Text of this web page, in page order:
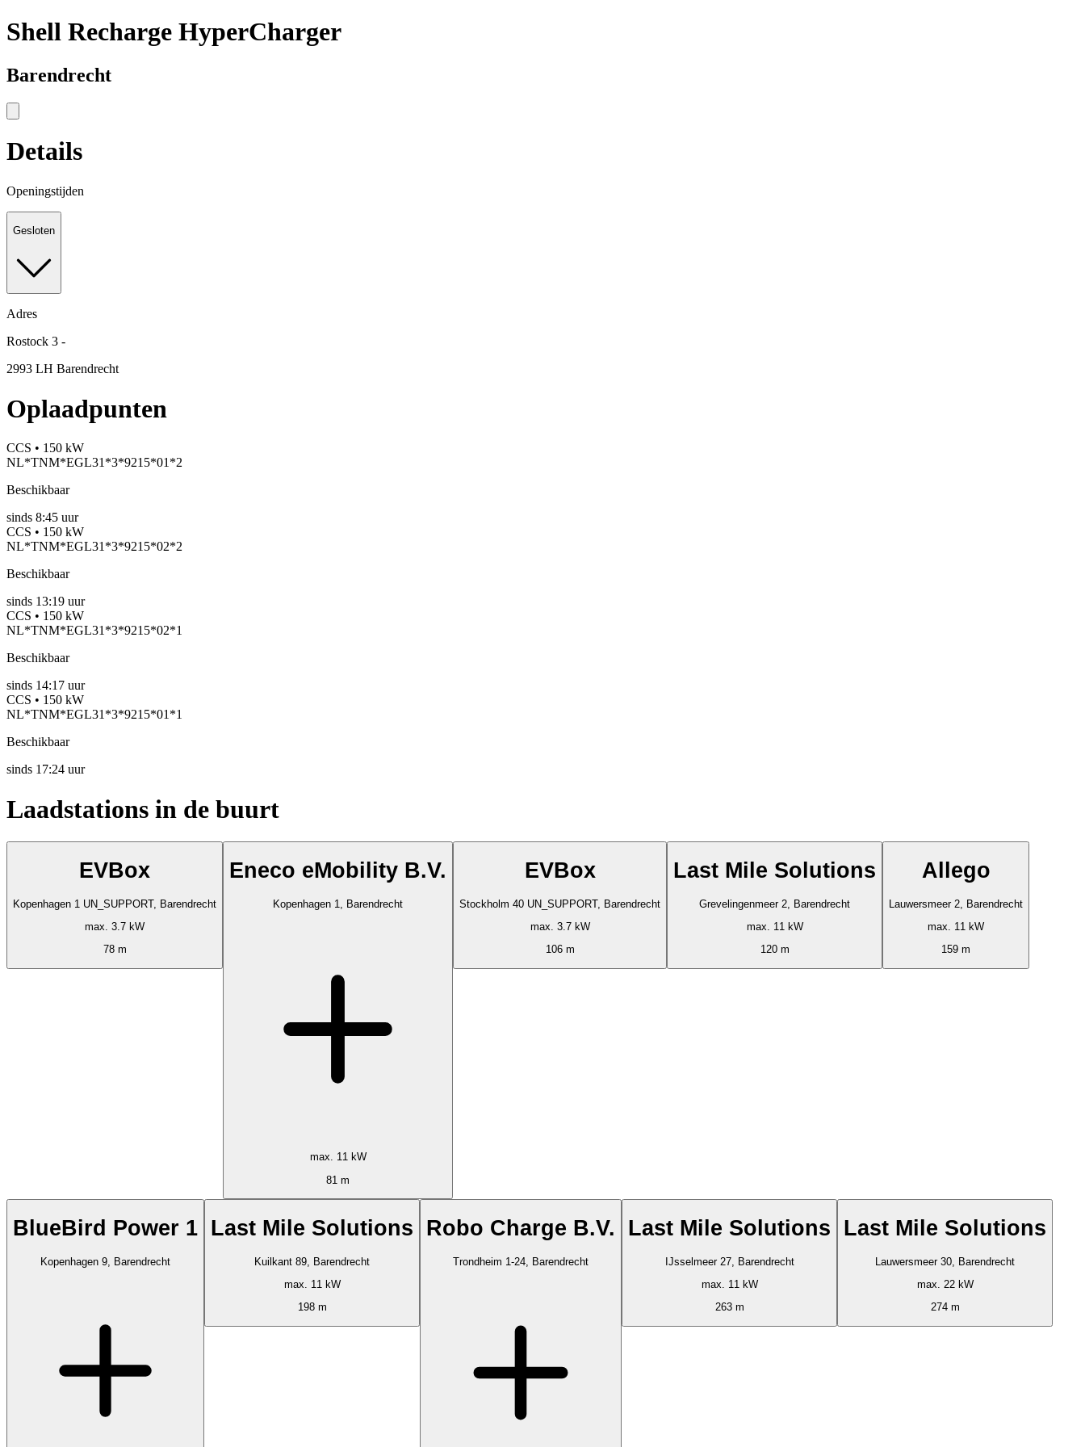
Shell Recharge HyperCharger
Barendrecht
Details
Openingstijden
Gesloten
Adres
Rostock 3 -
2993 LH Barendrecht
Oplaadpunten
CCS • 150 kW
NL*TNM*EGL31*3*9215*01*2
Beschikbaar
sinds 8:45 uur
CCS • 150 kW
NL*TNM*EGL31*3*9215*02*2
Beschikbaar
sinds 13:19 uur
CCS • 150 kW
NL*TNM*EGL31*3*9215*02*1
Beschikbaar
sinds 14:17 uur
CCS • 150 kW
NL*TNM*EGL31*3*9215*01*1
Beschikbaar
sinds 17:24 uur
Laadstations in de buurt
EVBox
Kopenhagen 1 UN_SUPPORT, Barendrecht
max. 3.7 kW
78 m
Eneco eMobility B.V.
Kopenhagen 1, Barendrecht
max. 11 kW
81 m
EVBox
Stockholm 40 UN_SUPPORT, Barendrecht
max. 3.7 kW
106 m
Last Mile Solutions
Grevelingenmeer 2, Barendrecht
max. 11 kW
120 m
Allego
Lauwersmeer 2, Barendrecht
max. 11 kW
159 m
BlueBird Power 1
Kopenhagen 9, Barendrecht
Last Mile Solutions
Kuilkant 89, Barendrecht
max. 11 kW
198 m
Robo Charge B.V.
Trondheim 1-24, Barendrecht
Last Mile Solutions
IJsselmeer 27, Barendrecht
max. 11 kW
263 m
Last Mile Solutions
Lauwersmeer 30, Barendrecht
max. 22 kW
274 m